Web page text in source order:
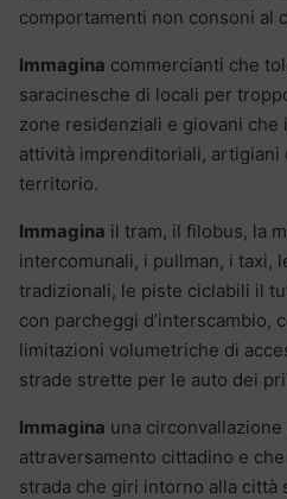
comportamenti non consoni al
Immagina commercianti che
saracinesche di locali per
zone residenziali e giovani
attività imprenditoriali, artigiani
territorio.
Immagina il tram, il filobus, la
intercomunali, i pullman, i taxi,
tradizionali, le piste ciclabili il
con parcheggi d’interscambio,
limitazioni volumetriche di
strade strette per le auto dei
Immagina una
attraversamento cittadino e
strada che giri intorno alla città